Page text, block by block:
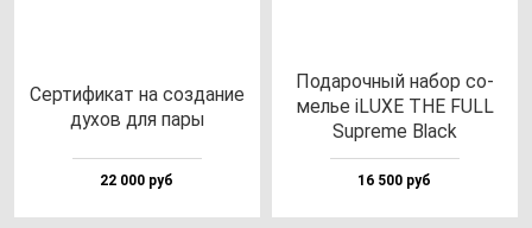
Сер­ти­фи­кат на соз­да­ние
ду­хов для па­ры
22 000 руб
Пода­роч­ный на­бор со­
мелье iLUXE THE FULL
Sup­re­me Black
16 500 руб